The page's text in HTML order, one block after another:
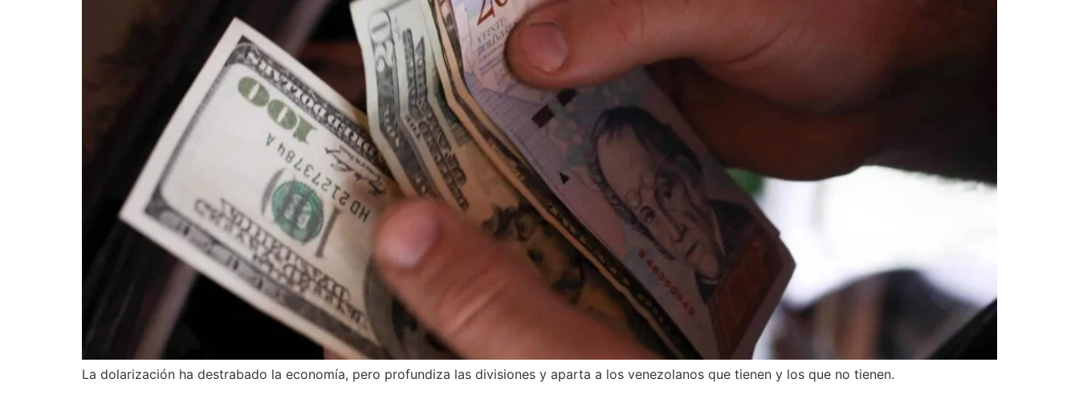
La dolarización ha destrabado la economía, pero profundiza las divisiones y aparta a los venezolanos que tienen y los que no tienen.